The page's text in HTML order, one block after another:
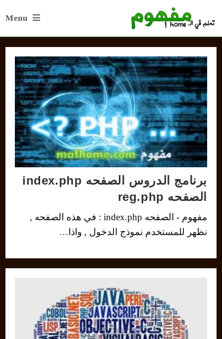
Menu
برنامج الدروس الصفحه index.php
الصفحه reg.php
مفهوم - الصفحه index.php : في هذه الصفحه ,
نظهر للمستخدم نموذج الدخول , واذا…